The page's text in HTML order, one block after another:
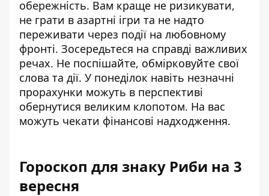
обережність. Вам краще не ризикувати,
не грати в азартні ігри та не надто
переживати через події на любовному
фронті. Зосередьтеся на справді важливих
речах. Не поспішайте, обмірковуйте свої
слова та дії. У понеділок навіть незначні
прорахунки можуть в перспективі
обернутися великим клопотом. На вас
можуть чекати фінансові надходження.
Гороскоп для знаку Риби на 3
вересня